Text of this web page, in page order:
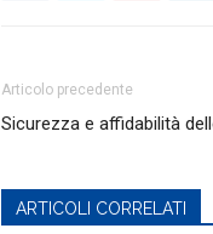
Articolo precedente
Sicurezza e affidabilità
ARTICOLI CORRELATI